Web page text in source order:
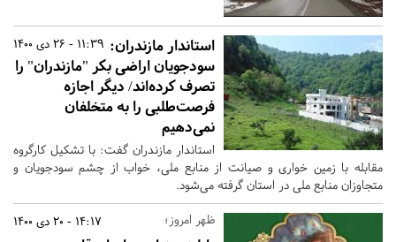
11:39 - 26 دی 1400 استاندار مازندران:
سودجویان اراضی بکر "مازندران" را
تصرف کرده‌اند/ دیگر اجازه
‌فرصت‌طلبی را به متخلفان
نمی‌دهیم
استاندار مازندران گفت: با تشکیل کارگروه
مقابله با زمین خواری و صیانت از منابع ملی، خواب از چشم سودجویان و
متجاوزان منابع ملی در استان گرفته می‌شود.
14:17 - 20 دی 1400 ظهر امروز؛